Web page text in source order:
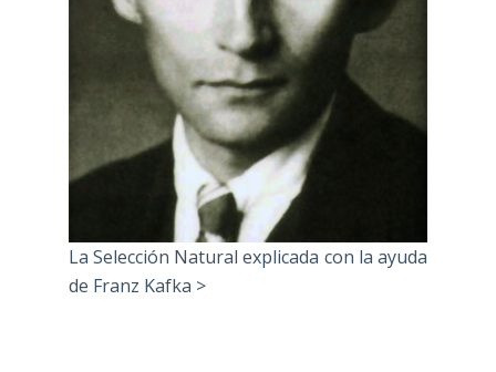
La Selección Natural explicada con la ayuda
de Franz Kafka >